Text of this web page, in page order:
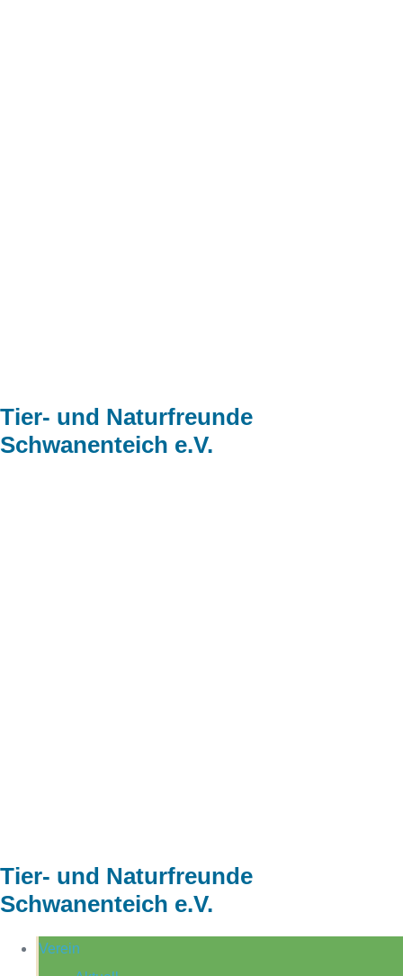
Tier- und Naturfreunde
Schwanenteich e.V.
Tier- und Naturfreunde
Schwanenteich e.V.
Verein